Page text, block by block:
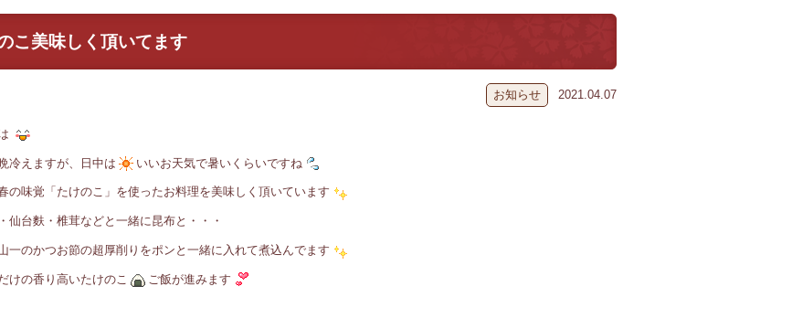
こ美味しく頂いてます
お知らせ 2021.04.07
冷えますが、日中は いいお天気で暑いくらいですね
の味覚「たけのこ」を使ったお料理を美味しく頂いています
仙台麩・椎茸などと一緒に昆布と・・・
一のかつお節の超厚削りをポンと一緒に入れて煮込んでます
けの香り高いたけのこ ご飯が進みます